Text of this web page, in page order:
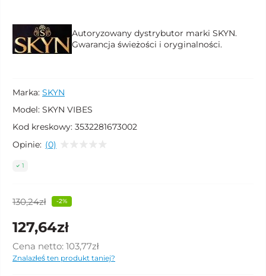
Autoryzowany dystrybutor marki SKYN.
Gwarancja świeżości i oryginalności.
Marka: SKYN
Model: SKYN VIBES
Kod kreskowy: 3532281673002
Opinie: (0)
1
130,24zł -2%
127,64zł
Cena netto: 103,77zł
Znalazłeś ten produkt taniej?